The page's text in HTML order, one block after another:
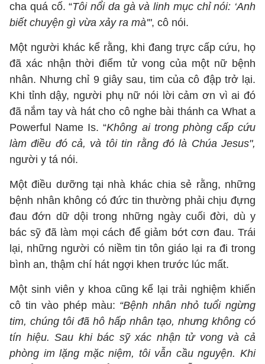
cha quá cố. “Tôi nổi da gà và linh mục chỉ nói: ‘Anh
biết chuyện gì vừa xảy ra mà'", cô nói.
Một người khác kể rằng, khi đang trực cấp cứu, họ
đã xác nhận thời điểm tử vong của một nữ bệnh
nhân. Nhưng chỉ 9 giây sau, tim của cô đập trở lại.
Khi tỉnh dậy, người phụ nữ nói lời cảm ơn vì ai đó
đã nắm tay và hát cho cô nghe bài thánh ca What a
Powerful Name Is. “Không ai trong phòng cấp cứu
làm điều đó cả, và tôi tin rằng đó là Chúa Jesus",
người y tá nói.
Một điều dưỡng tại nhà khác chia sẻ rằng, những
bệnh nhân không có đức tin thường phải chịu đựng
đau đớn dữ dội trong những ngày cuối đời, dù y
bác sỹ đã làm mọi cách để giảm bớt cơn đau. Trái
lại, những người có niềm tin tôn giáo lại ra đi trong
bình an, thậm chí hát ngợi khen trước lúc mất.
Một sinh viên y khoa cũng kể lại trải nghiệm khiến
cô tin vào phép màu: “Bệnh nhân nhỏ tuổi ngừng
tim, chúng tôi đã hô hấp nhân tạo, nhưng không có
tín hiệu. Sau khi bác sỹ xác nhận tử vong và cả
phòng im lặng mặc niệm, tôi vẫn cầu nguyện. Khi